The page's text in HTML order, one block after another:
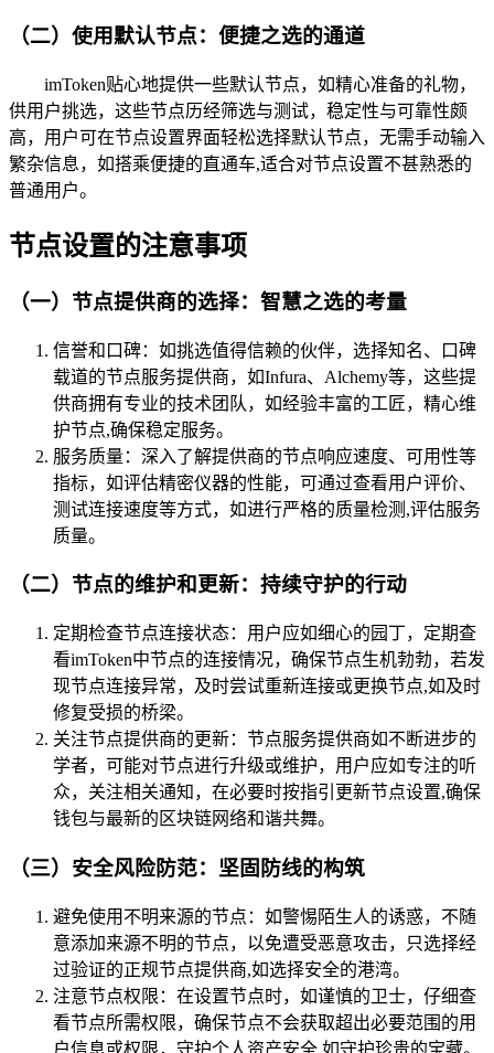
（二）使用默认节点：便捷之选的通道
imToken贴心地提供一些默认节点，如精心准备的礼物，
供用户挑选，这些节点历经筛选与测试，稳定性与可靠性颇
高，用户可在节点设置界面轻松选择默认节点，无需手动输入
繁杂信息，如搭乘便捷的直通车,适合对节点设置不甚熟悉的
普通用户。
节点设置的注意事项
（一）节点提供商的选择：智慧之选的考量
信誉和口碑：如挑选值得信赖的伙伴，选择知名、口碑
载道的节点服务提供商，如Infura、Alchemy等，这些提
供商拥有专业的技术团队，如经验丰富的工匠，精心维
护节点,确保稳定服务。
服务质量：深入了解提供商的节点响应速度、可用性等
指标，如评估精密仪器的性能，可通过查看用户评价、
测试连接速度等方式，如进行严格的质量检测,评估服务
质量。
（二）节点的维护和更新：持续守护的行动
定期检查节点连接状态：用户应如细心的园丁，定期查
看imToken中节点的连接情况，确保节点生机勃勃，若发
现节点连接异常，及时尝试重新连接或更换节点,如及时
修复受损的桥梁。
关注节点提供商的更新：节点服务提供商如不断进步的
学者，可能对节点进行升级或维护，用户应如专注的听
众，关注相关通知，在必要时按指引更新节点设置,确保
钱包与最新的区块链网络和谐共舞。
（三）安全风险防范：坚固防线的构筑
避免使用不明来源的节点：如警惕陌生人的诱惑，不随
意添加来源不明的节点，以免遭受恶意攻击，只选择经
过验证的正规节点提供商,如选择安全的港湾。
注意节点权限：在设置节点时，如谨慎的卫士，仔细查
看节点所需权限，确保节点不会获取超出必要范围的用
户信息或权限，守护个人资产安全,如守护珍贵的宝藏。